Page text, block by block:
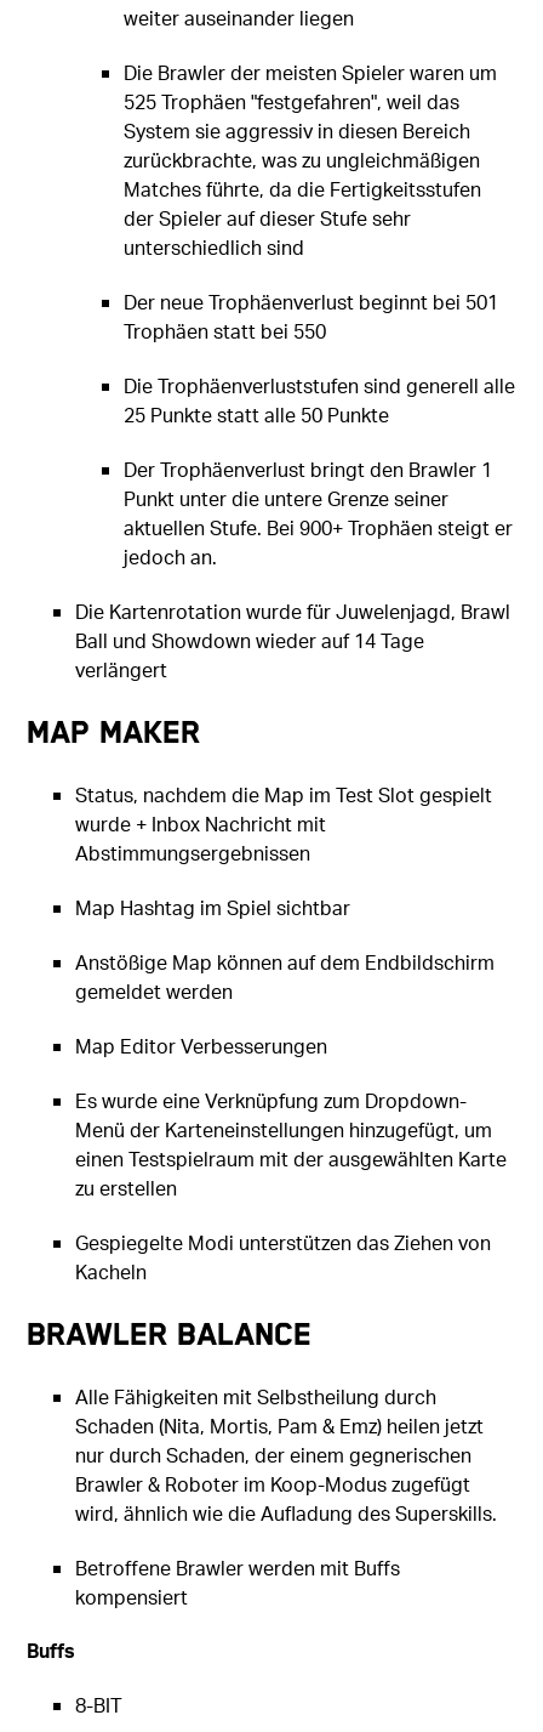
weiter auseinander liegen
Die Brawler der meisten Spieler waren um
525 Trophäen "festgefahren", weil das
System sie aggressiv in diesen Bereich
zurückbrachte, was zu ungleichmäßigen
Matches führte, da die Fertigkeitsstufen
der Spieler auf dieser Stufe sehr
unterschiedlich sind
Der neue Trophäenverlust beginnt bei 501
Trophäen statt bei 550
Die Trophäenverluststufen sind generell alle
25 Punkte statt alle 50 Punkte
Der Trophäenverlust bringt den Brawler 1
Punkt unter die untere Grenze seiner
aktuellen Stufe. Bei 900+ Trophäen steigt er
jedoch an.
Die Kartenrotation wurde für Juwelenjagd, Brawl
Ball und Showdown wieder auf 14 Tage
verlängert
Map Maker
Status, nachdem die Map im Test Slot gespielt
wurde + Inbox Nachricht mit
Abstimmungsergebnissen
Map Hashtag im Spiel sichtbar
Anstößige Map können auf dem Endbildschirm
gemeldet werden
Map Editor Verbesserungen
Es wurde eine Verknüpfung zum Dropdown-
Menü der Karteneinstellungen hinzugefügt, um
einen Testspielraum mit der ausgewählten Karte
zu erstellen
Gespiegelte Modi unterstützen das Ziehen von
Kacheln
Brawler Balance
Alle Fähigkeiten mit Selbstheilung durch
Schaden (Nita, Mortis, Pam & Emz) heilen jetzt
nur durch Schaden, der einem gegnerischen
Brawler & Roboter im Koop-Modus zugefügt
wird, ähnlich wie die Aufladung des Superskills.
Betroffene Brawler werden mit Buffs
kompensiert
Buffs
8-BIT